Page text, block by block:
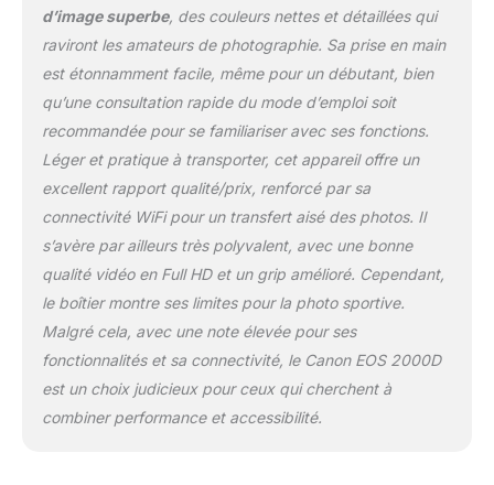
la mise au point
automatique précise, au
viseur optique, à la prise
de vue en rafale jusqu'à
3 images par seconde et
au processeur d'image
DIGIC 4, vous pouvez
facilement capturer
l'instant et regarder le
résultat directement sur
l'écran LCD de 7,5 cm ou
partager via Wi-Fi et NFC
boîtier noir EOS 2000D ;
EF-S 18-55 mm F3.5-5.6
III ; Å“illeton EF ;
couvercle de boîtier
sangle EW-400D ;
d’image superbe, des couleurs nettes et détaillées qui
raviront les amateurs de photographie. Sa prise en main
est étonnamment facile, même pour un débutant, bien
qu’une consultation rapide du mode d’emploi soit
recommandée pour se familiariser avec ses fonctions.
Léger et pratique à transporter, cet appareil offre un
excellent rapport qualité/prix, renforcé par sa
connectivité WiFi pour un transfert aisé des photos. Il
s’avère par ailleurs très polyvalent, avec une bonne
qualité vidéo en Full HD et un grip amélioré. Cependant,
le boîtier montre ses limites pour la photo sportive.
Malgré cela, avec une note élevée pour ses
fonctionnalités et sa connectivité, le Canon EOS 2000D
est un choix judicieux pour ceux qui cherchent à
combiner performance et accessibilité.